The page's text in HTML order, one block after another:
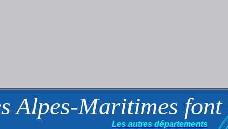
Alpes-Maritimes
Les autres départements